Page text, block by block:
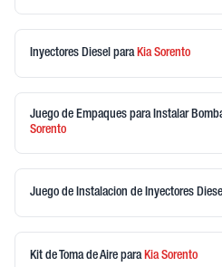
Inyectores Diesel para KiaSorento
Juego de Empaques para Instalar
Sorento
Juego de Instalacion de Inyectores Diesel
Kit de Toma de Aire para KiaSorento